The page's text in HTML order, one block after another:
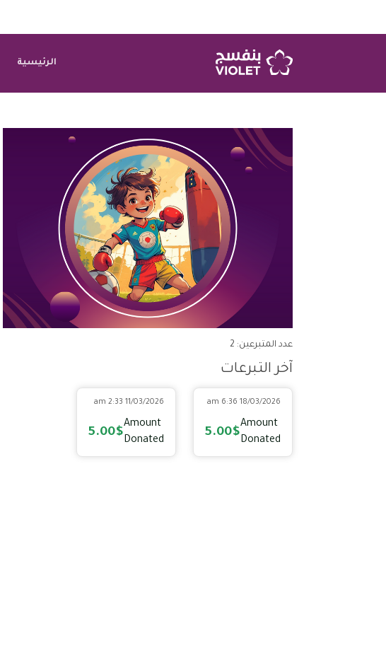
الرئيسية
عدد المتبرعين: 2
آخر التبرعات
18/03/2026 6:36 am
Amount
Donated
5.00$
11/03/2026 2:33 am
Amount
Donated
5.00$